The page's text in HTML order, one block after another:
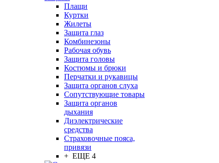
Плащи
Куртки
Жилеты
Защита глаз
Комбинезоны
Рабочая обувь
Защита головы
Костюмы и брюки
Перчатки и рукавицы
Защита органов слуха
Сопутствующие товары
Защита органов
дыхания
Диэлектрические
средства
Страховочные пояса,
привязи
+ ЕЩЕ 4